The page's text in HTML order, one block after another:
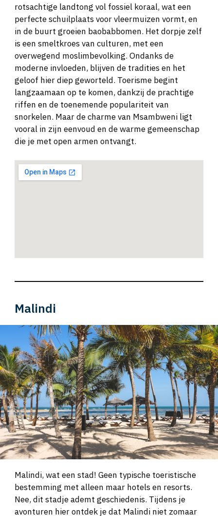
rotsachtige landtong vol fossiel koraal, wat een
perfecte schuilplaats voor vleermuizen vormt, en
in de buurt groeien baobabbomen. Het dorpje zelf
is een smeltkroes van culturen, met een
overwegend moslimbevolking. Ondanks de
moderne invloeden, blijven de tradities en het
geloof hier diep geworteld. Toerisme begint
langzaamaan op te komen, dankzij de prachtige
riffen en de toenemende populariteit van
snorkelen. Maar de charme van Msambweni ligt
vooral in zijn eenvoud en de warme gemeenschap
die je met open armen ontvangt.
Malindi
Malindi, wat een stad! Geen typische toeristische
bestemming met alleen maar hotels en resorts.
Nee, dit stadje ademt geschiedenis. Tijdens je
avonturen hier ontdek je dat Malindi niet zomaar